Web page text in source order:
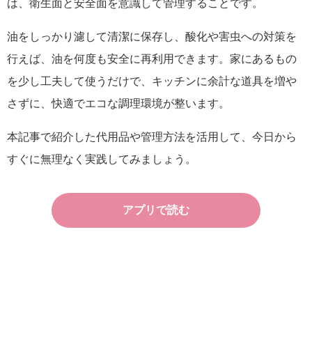
は、衛生面と安全面を意識して管理することです。
油をしっかり濾して清潔に保存し、酸化や害虫への対策を
行えば、油を何度も安全に再利用できます。家にあるもの
を少し工夫して使うだけで、キッチンに余計な道具を増や
さずに、快適でエコな調理環境が整います。
本記事で紹介した代用品や管理方法を活用して、今日から
すぐに無理なく実践してみましょう。
アプリで読む